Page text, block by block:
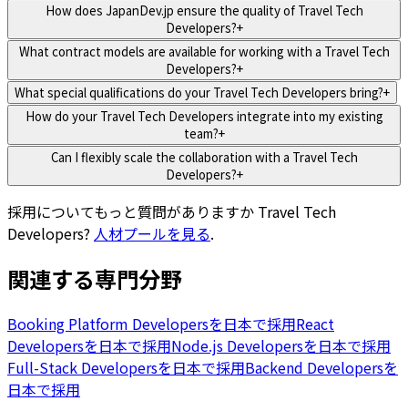
How does JapanDev.jp ensure the quality of Travel Tech
Developers?+
What contract models are available for working with a Travel Tech
Developers?+
What special qualifications do your Travel Tech Developers bring?+
How do your Travel Tech Developers integrate into my existing
team?+
Can I flexibly scale the collaboration with a Travel Tech
Developers?+
採用についてもっと質問がありますか Travel Tech
Developers? 人材プールを見る.
関連する専門分野
Booking Platform Developersを日本で採用React
Developersを日本で採用Node.js Developersを日本で採用
Full-Stack Developersを日本で採用Backend Developersを
日本で採用